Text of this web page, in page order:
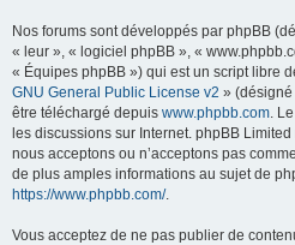
Nos forums sont développés par phpBB
« leur », « logiciel phpBB », «
« Équipes phpBB ») qui est un script libre
GNU General Public License v2 »
être téléchargé depuis www.phpbb.com.
les discussions sur Internet. phpBB
nous acceptons ou n’acceptons pas
de plus amples informations au sujet de
https://www.phpbb.com/.
Vous acceptez de ne pas publier de